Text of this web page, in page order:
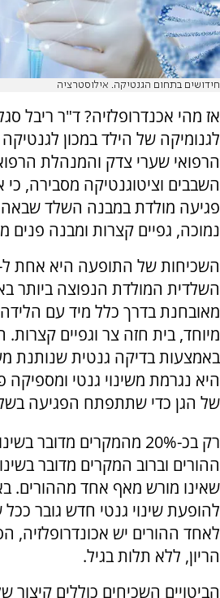
חידושים בתחום הגנטיקה. אילוסטרציה
אז מהי אכנדרופלזיה? ד"ר ריבל
לגנומיקה של הילד במכון
הרפואי שערי צדק והמנהלת
השבבים וציטוגנטיקה מסבירה, כי
פגיעה מולדת במבנה השלד שבאה
נמוכה, גפיים קצרות ומבנה פנים
השלדית המולדת הנפוצה ביותר
מאובחנת בדרך כלל מיד עם
מיוחד, בית חזה צר וגפיים
באמצעות בדיקה גנטית שנותנת
היא נגרמת משינוי גנטי
של הגן כדי שתתפתח הפגיעה
רק בכ-20% מהמקרים מדובר
ההורים וברוב המקרים מדובר
שאינו מורש מאף אחד מההורים.
להופעת שינוי גנטי חדש גובר
הריון, ללא תלות בגיל.
הביטויים השכיחים כוללים קיצור